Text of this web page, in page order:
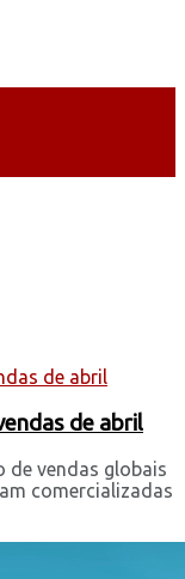
de abril
de vendas globais
comercializadas